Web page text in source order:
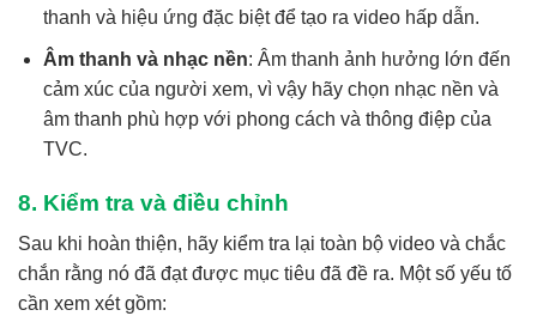
thanh và hiệu ứng đặc biệt để tạo ra video hấp dẫn.
Âm thanh và nhạc nền: Âm thanh ảnh hưởng lớn đến
cảm xúc của người xem, vì vậy hãy chọn nhạc nền và
âm thanh phù hợp với phong cách và thông điệp của
TVC.
8. Kiểm tra và điều chỉnh
Sau khi hoàn thiện, hãy kiểm tra lại toàn bộ video và chắc
chắn rằng nó đã đạt được mục tiêu đã đề ra. Một số yếu tố
cần xem xét gồm: